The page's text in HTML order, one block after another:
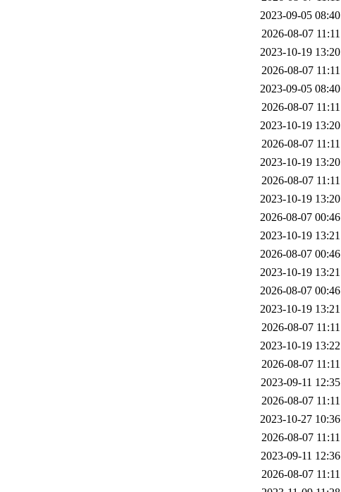
2023-09-05 08:40
2026-08-07 11:11
2023-10-19 13:20
2026-08-07 11:11
2023-09-05 08:40
2026-08-07 11:11
2023-10-19 13:20
2026-08-07 11:11
2023-10-19 13:20
2026-08-07 11:11
2023-10-19 13:20
2026-08-07 00:46
2023-10-19 13:21
2026-08-07 00:46
2023-10-19 13:21
2026-08-07 00:46
2023-10-19 13:21
2026-08-07 11:11
2023-10-19 13:22
2026-08-07 11:11
2023-09-11 12:35
2026-08-07 11:11
2023-10-27 10:36
2026-08-07 11:11
2023-09-11 12:36
2026-08-07 11:11